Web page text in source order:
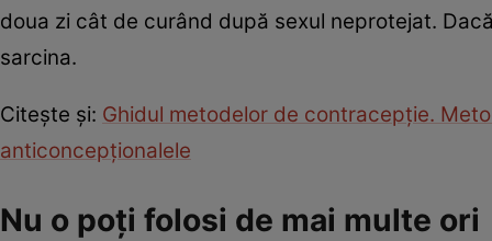
doua zi cât de curând după sexul neprotejat.
sarcina.
Citeşte şi: Ghidul metodelor de contracepţie.
anticoncepţionalele
Nu o poți folosi de mai multe ori